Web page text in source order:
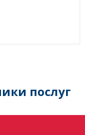
послуг